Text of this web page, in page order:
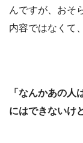
んですが、おそ
内容ではなくて、
「なんかあの
にはできないけ